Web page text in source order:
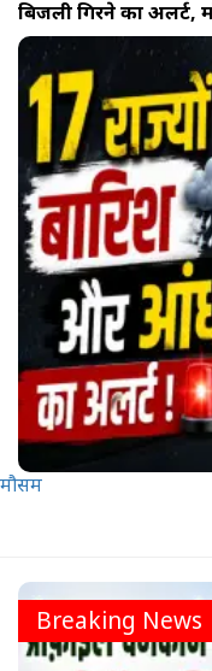
बिजली गिरने का अलर्ट,
मौसम
Breaking News